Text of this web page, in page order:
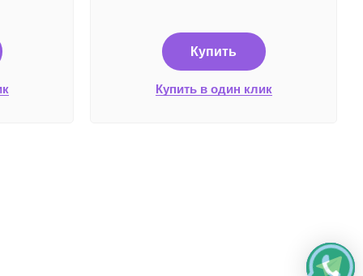
Купить
Купить в один клик